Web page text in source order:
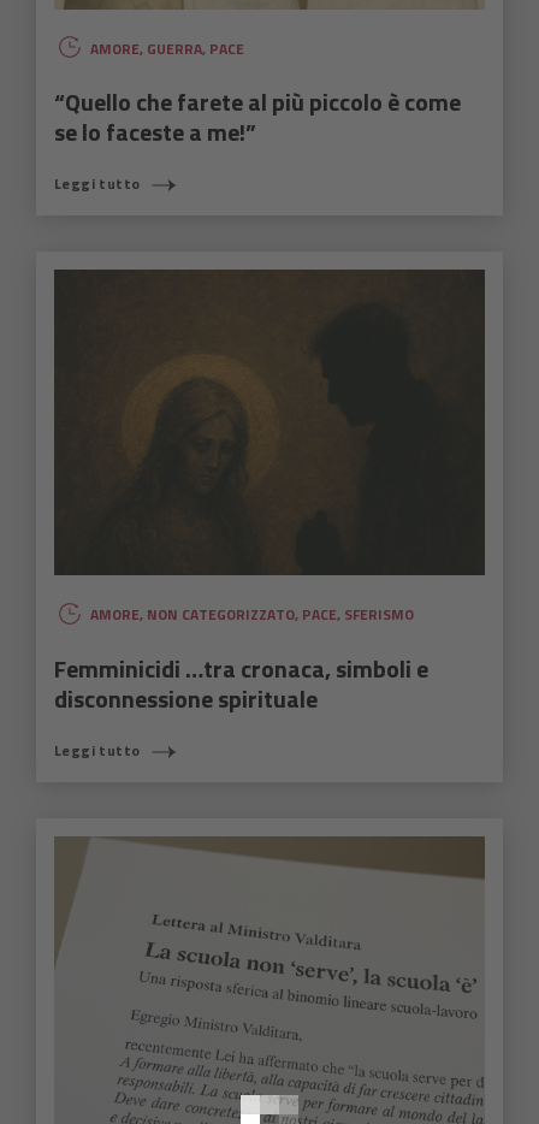
AMORE, GUERRA, PACE
“Quello che farete al più piccolo è come
se lo faceste a me!”
Leggi tutto
AMORE, NON CATEGORIZZATO, PACE, SFERISMO
Femminicidi …tra cronaca, simboli e
disconnessione spirituale
Leggi tutto
COSA STAI CERCANDO?